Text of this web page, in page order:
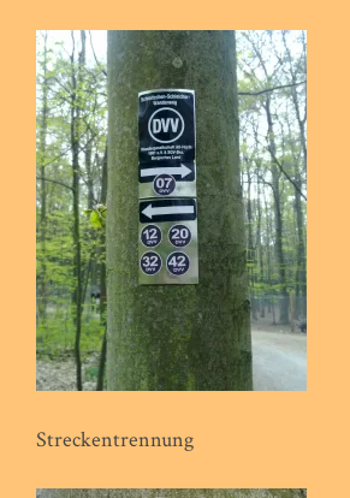
Streckentrennung